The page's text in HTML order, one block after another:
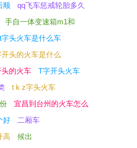
顺
qq飞车惩戒轮胎多久
手自一体变速箱m1和
t字头火车是什么车
头的火车是什么
的火车
T字开头火车
t k z字头火车
宜昌到台州的火车怎么
好
二厢车
高
候出